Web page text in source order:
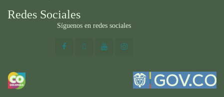
Redes Sociales
Síguenos en redes sociales